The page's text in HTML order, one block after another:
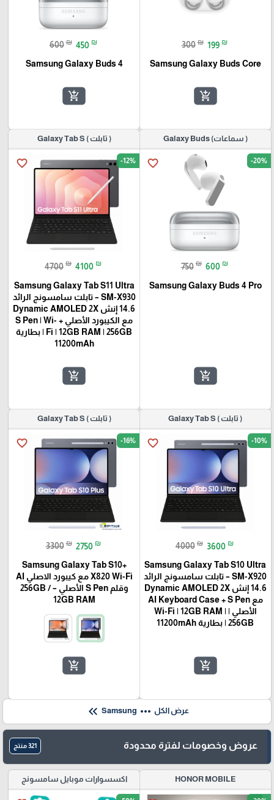
300 ₪ 199 ₪
Samsung Galaxy Buds Core
add_shopping_cart
600 ₪ 450 ₪
Samsung Galaxy Buds 4
add_shopping_cart
( سماعات) Galaxy Buds
favorite_border -20%
750 ₪ 600 ₪
Samsung Galaxy Buds 4 Pro
add_shopping_cart
( تابلت ) Galaxy Tab S
favorite_border -12%
4700 ₪ 4100 ₪
Samsung Galaxy Tab S11 Ultra
SM-X930 – تابلت سامسونج الرائد
14.6 إنش Dynamic AMOLED 2X
مع الكيبورد الأصلي + S Pen | Wi-
Fi | 12GB RAM | 256GB | بطارية
11200mAh
add_shopping_cart
( تابلت ) Galaxy Tab S
favorite_border -10%
4000 ₪ 3600 ₪
Samsung Galaxy Tab S10 Ultra
SM-X920 – تابلت سامسونج الرائد
14.6 إنش Dynamic AMOLED 2X
مع AI Keyboard Case + S Pen
الأصلي | Wi-Fi | 12GB RAM |
256GB | بطارية 11200mAh
add_shopping_cart
( تابلت ) Galaxy Tab S
favorite_border -16%
3300 ₪ 2750 ₪
Samsung Galaxy Tab S10+
X820 Wi-Fi مع كيبورد الاصلي AI
وقلم S Pen الأصلي – 256GB /
12GB RAM
add_shopping_cart
عرض الكل more_horiz
keyboard_double_arrow_left
عروض وخصومات لفترة محدودة 321 منتج
HONOR MOBILE اكسسوارات موبايل سامسونج